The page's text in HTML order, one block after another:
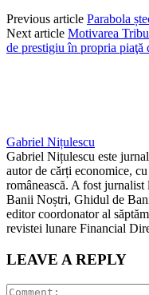
Previous article Parabola
Next article Motivarea
de prestigiu în propria piaţă
Gabriel Nițulescu
Gabriel Nițulescu este
autor de cărți economice,
românească. A fost
Banii Noștri, Ghidul de
editor coordonator al
revistei lunare Financial
LEAVE A REPLY